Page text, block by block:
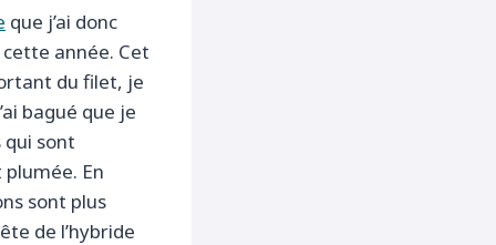
que j’ai donc
année. Cet
du filet, je
bagué que je
qui sont
En
sont plus
de l’hybride